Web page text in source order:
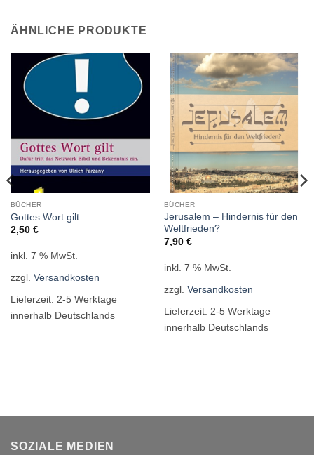
ÄHNLICHE PRODUKTE
BÜCHER
Gottes Wort gilt
2,50 €
inkl. 7 % MwSt.
zzgl. Versandkosten
Lieferzeit: 2-5 Werktage
innerhalb Deutschlands
BÜCHER
Jerusalem – Hindernis für den
Weltfrieden?
7,90 €
inkl. 7 % MwSt.
zzgl. Versandkosten
Lieferzeit: 2-5 Werktage
innerhalb Deutschlands
SOZIALE MEDIEN